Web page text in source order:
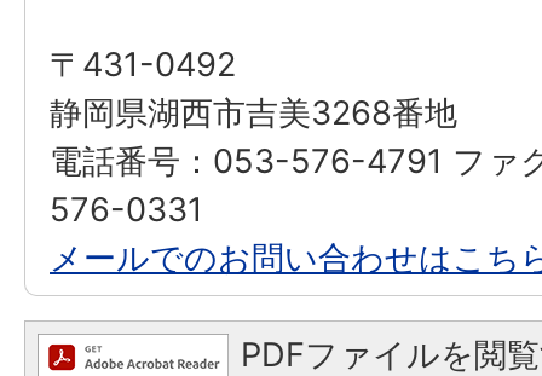
〒431-0492
静岡県湖西市吉美3268番地
電話番号：053-576-4791 ファ
576-0331
メールでのお問い合わせはこち
PDFファイルを閲